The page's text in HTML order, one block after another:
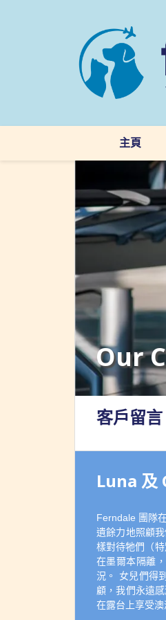
主頁
Our
客戶留言
Luna 及
Ferndale 團隊
遺餘力地照顧
樣對待牠們（
在墨爾本隔離
況。 女兒們得
顧，我們永遠
在露台上享受